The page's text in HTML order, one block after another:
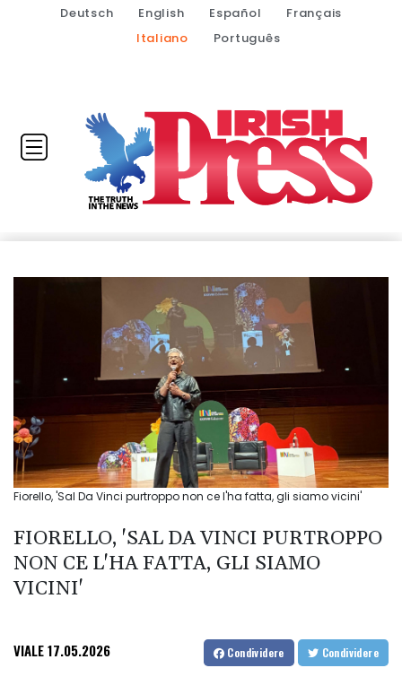
Deutsch English Español
Français
Italiano
Português
Fiorello, 'Sal Da Vinci purtroppo non ce l'ha fatta, gli siamo vicini'
FIORELLO, 'SAL DA VINCI PURTROPPO
NON CE L'HA FATTA, GLI SIAMO
VICINI'
VIALE17.05.2026 Condividere Condividere